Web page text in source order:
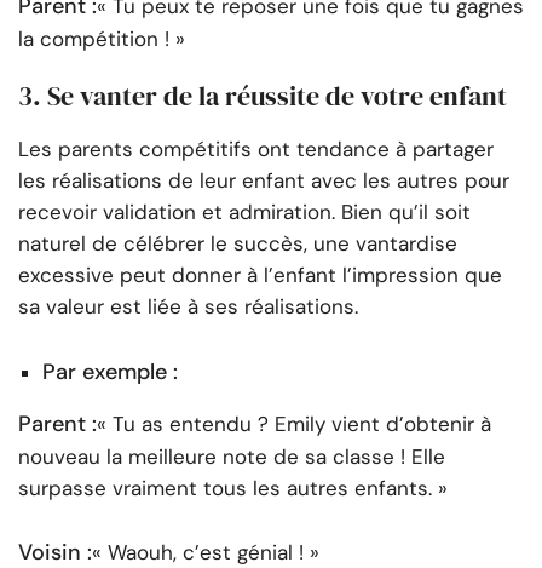
Parent :« Tu peux te reposer une fois que tu gagnes
la compétition ! »
3. Se vanter de la réussite de votre enfant
Les parents compétitifs ont tendance à partager
les réalisations de leur enfant avec les autres pour
recevoir validation et admiration. Bien qu’il soit
naturel de célébrer le succès, une vantardise
excessive peut donner à l’enfant l’impression que
sa valeur est liée à ses réalisations.
Par exemple :
Parent :« Tu as entendu ? Emily vient d’obtenir à
nouveau la meilleure note de sa classe ! Elle
surpasse vraiment tous les autres enfants. »
Voisin :« Waouh, c’est génial ! »